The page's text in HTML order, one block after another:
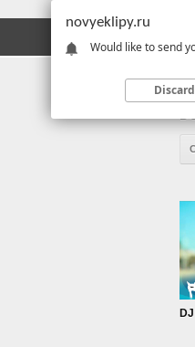
novyeklipy.ru
Would like to send
Discard